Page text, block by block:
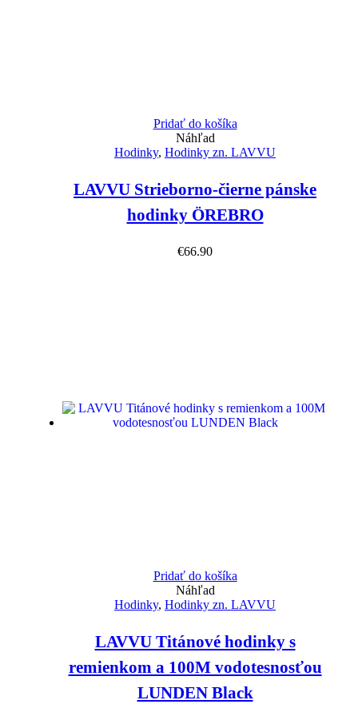
Pridať do košíka
Náhľad
Hodinky, Hodinky zn. LAVVU
LAVVU Strieborno-čierne pánske
hodinky ÖREBRO
€66.90
Pridať do košíka
Náhľad
Hodinky, Hodinky zn. LAVVU
LAVVU Titánové hodinky s
remienkom a 100M vodotesnosťou
LUNDEN Black